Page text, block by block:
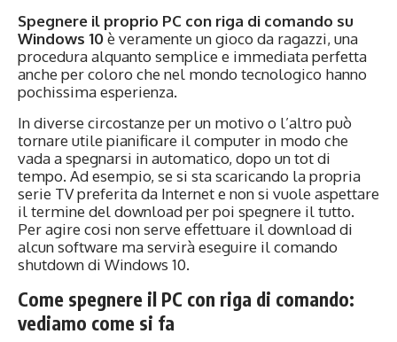
Spegnere il proprio PC con riga di comando su
Windows 10è veramente un gioco da ragazzi, una
procedura alquanto semplice e immediata perfetta
anche per coloro che nel mondo tecnologico hanno
pochissima esperienza.
In diverse circostanze per un motivo o l’altro può
tornare utile pianificare il computer in modo che
vada a spegnarsi in automatico, dopo un tot di
tempo. Ad esempio, se si sta scaricando la propria
serie TV preferita da Internet e non si vuole aspettare
il termine del download per poi spegnere il tutto.
Per agire cosi non serve effettuare il download di
alcun software ma servirà eseguire il comando
shutdown di Windows 10.
Come spegnere il PC con riga di comando:
vediamo come si fa